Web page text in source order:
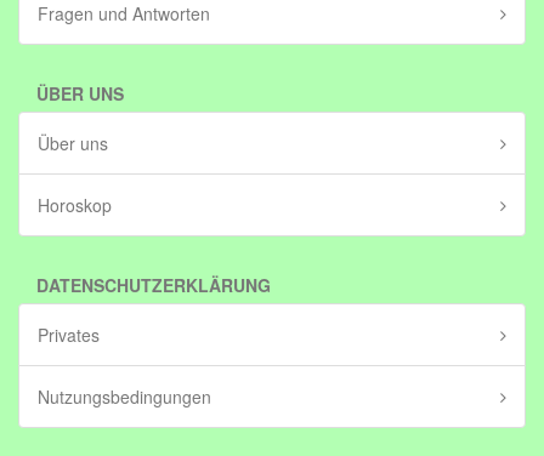
Fragen und Antworten
ÜBER UNS
Über uns
Horoskop
DATENSCHUTZERKLÄRUNG
Privates
Nutzungsbedingungen